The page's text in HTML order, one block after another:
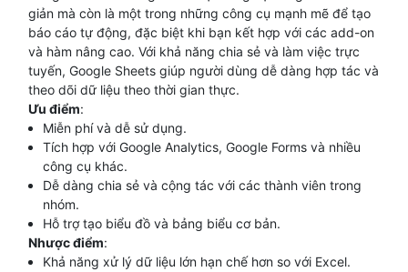
giản mà còn là một trong những công cụ mạnh mẽ để tạo
báo cáo tự động, đặc biệt khi bạn kết hợp với các add-on
và hàm nâng cao. Với khả năng chia sẻ và làm việc trực
tuyến, Google Sheets giúp người dùng dễ dàng hợp tác và
theo dõi dữ liệu theo thời gian thực.
Ưu điểm:
Miễn phí và dễ sử dụng.
Tích hợp với Google Analytics, Google Forms và nhiều
công cụ khác.
Dễ dàng chia sẻ và cộng tác với các thành viên trong
nhóm.
Hỗ trợ tạo biểu đồ và bảng biểu cơ bản.
Nhược điểm:
Khả năng xử lý dữ liệu lớn hạn chế hơn so với Excel.